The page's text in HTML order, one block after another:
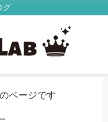
グ
ページです